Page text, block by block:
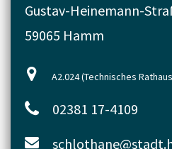
Gustav-Heinemann-
59065 Hamm
A2.024 (Technisches
02381 17-4109